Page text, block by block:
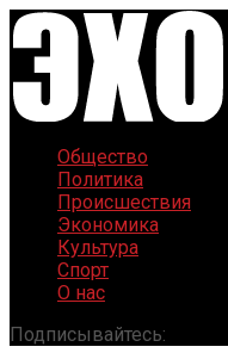
Общество
Политика
Происшествия
Экономика
Культура
Спорт
О нас
Подписывайтесь: